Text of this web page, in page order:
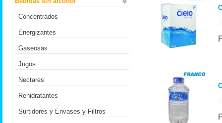
Concentrados
Energizantes
Gaseosas
Jugos
Nectares
Rehidratantes
Surtidores y Envases y Filtros